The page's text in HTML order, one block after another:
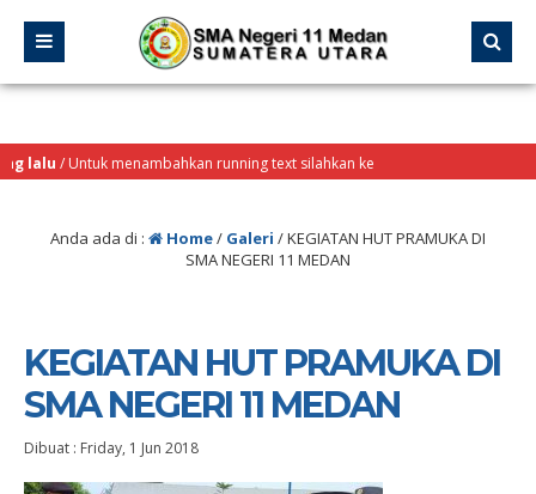
/ Untuk menambahkan running text silahkan ke
Info
Anda ada di : Home/ Galeri /KEGIATAN HUT PRAMUKA DI
SMA NEGERI 11 MEDAN
KEGIATAN HUT PRAMUKA DI
SMA NEGERI 11 MEDAN
Dibuat : Friday, 1 Jun 2018